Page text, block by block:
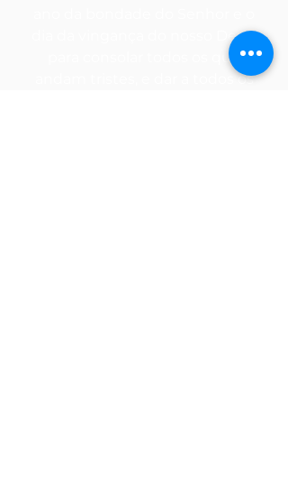
dia da vingança do nosso Deus;
para consolar todos os que
andam tristes, e dar a todos os